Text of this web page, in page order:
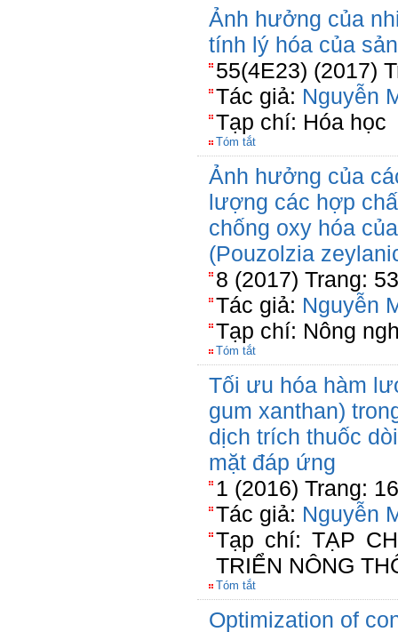
Ảnh hưởng của
tính lý hóa của
55(4E23) (2017)
Tác giả: Nguyễn
Tạp chí: Hóa học
Tóm tắt
Ảnh hưởng của
lượng các hợp
chống oxy hóa
(Pouzolzia
8 (2017) Trang:
Tác giả: Nguyễn
Tạp chí: Nông
Tóm tắt
Tối ưu hóa hàm
gum xanthan)
dịch trích thuốc
mặt đáp ứng
1 (2016) Trang:
Tác giả: Nguyễn
Tạp chí: TẠP
TRIỂN NÔNG
Tóm tắt
Optimization of